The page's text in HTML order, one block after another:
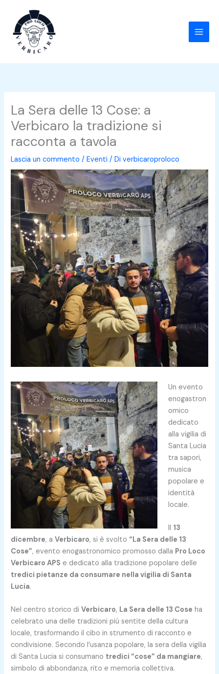
contenuto
La Sera delle 13 Cose: a
Verbicaro la tradizione si
racconta a tavola
Lascia un commento /Eventi / Diverbicaroproloco
Un evento
enogastron
omico
dedicato
alla vigilia di
Santa Lucia
tra sapori,
musica
popolare e
identità
locale.
Il 13
dicembre, aVerbicaro, si è svolto“La Sera delle 13
Cose”, evento enogastronomico promosso dalla Pro Loco
Verbicaro APS e dedicato alla tradizione popolare delle
tredici pietanze da consumare nella vigilia di Santa
Lucia.
Nel centro storico diVerbicaro, La Sera delle 13 Cose ha
celebrato una delle tradizioni più sentite della cultura
locale, trasformando il cibo in strumento di racconto e
condivisione. Secondo l’usanza popolare, la sera della vigilia
di Santa Lucia si consumano tredici “cose” da mangiare,
simbolo di abbondanza, rito e memoria collettiva.